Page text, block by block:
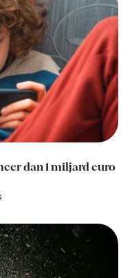
dan 1 miljard euro